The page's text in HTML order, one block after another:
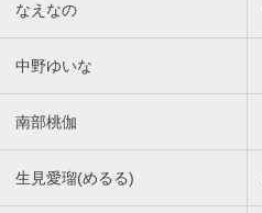
なえなの
中野ゆいな
南部桃伽
生見愛瑠(めるる)